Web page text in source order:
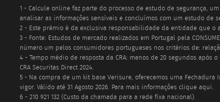
1 - Calcule online faz parte do processo de estudo de segurança,
analisar as informações sensíveis e concluímos com um estudo de
2 - Este prémio é da exclusiva responsabilidade da entidade que o
3 - Fonte: Estudos de mercado realizados em Portugal pela
número um pelos consumidores portugueses nos critérios de:
4 - Tempo médio de resposta da CRA: menos de 20 segundos
CRA Securitas Direct 2024.
5 - Na compra de um kit base Verisure, oferecemos uma
vigor. Válido até 31 Agosto 2026. Para mais informações clique aqui.
6 - 210 921 132 (Custo da chamada para a rede fixa nacional).